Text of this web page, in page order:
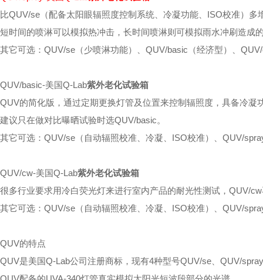
比QUV/se （配备太阳眼辐照度控制系统、冷凝功能、 ISO校准）多
短时间的喷淋可以模拟热冲击，长时间喷淋则可模拟雨水冲刷造成
其它可选： QUV/se （少喷淋功能）、 QUV/basic （经济型）、
QUV/basic-美国Q-Lab紫外老化试验箱
QUV的简化版，通过定期更换灯管及位置来控制辐照度，具备冷凝
建议只在做对比曝晒试验时选QUV/basic。
其它可选： QUV/se （自动辐照校准、冷凝、 ISO校准）、 QUV/
QUV/cw-美国Q-Lab紫外老化试验箱
很多行业要求用冷白荧光灯来进行室内产品的耐光性测试， QUV/cw
其它可选： QUV/se （自动辐照校准、冷凝、 ISO校准）、 QUV/
QUV的特点
QUV是美国Q-Lab公司注册商标，现有4种型号QUV/se
QUV/spray